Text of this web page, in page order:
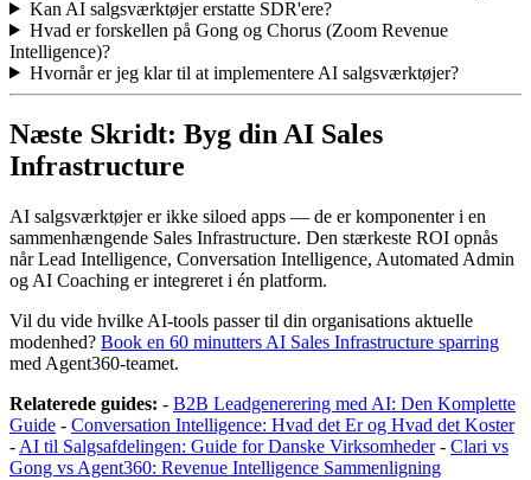
Kan AI salgsværktøjer erstatte SDR'ere?
Hvad er forskellen på Gong og Chorus (Zoom Revenue
Intelligence)?
Hvornår er jeg klar til at implementere AI salgsværktøjer?
Næste Skridt: Byg din AI Sales
Infrastructure
AI salgsværktøjer er ikke siloed apps — de er komponenter i en
sammenhængende Sales Infrastructure. Den stærkeste ROI opnås
når Lead Intelligence, Conversation Intelligence, Automated Admin
og AI Coaching er integreret i én platform.
Vil du vide hvilke AI-tools passer til din organisations aktuelle
modenhed? Book en 60 minutters AI Sales Infrastructure sparring
med Agent360-teamet.
Relaterede guides: - B2B Leadgenerering med AI: Den Komplette
Guide - Conversation Intelligence: Hvad det Er og Hvad det Koster
- AI til Salgsafdelingen: Guide for Danske Virksomheder- Clari vs
Gong vs Agent360: Revenue Intelligence Sammenligning